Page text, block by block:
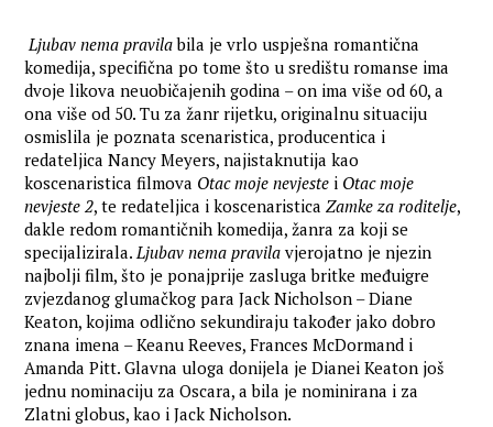
Ljubav nema pravilabila je vrlo uspješna romantična
komedija, specifična po tome što u središtu romanse ima
dvoje likova neuobičajenih godina – on ima više od 60, a
ona više od 50. Tu za žanr rijetku, originalnu situaciju
osmislila je poznata scenaristica, producentica i
redateljica Nancy Meyers, najistaknutija kao
koscenaristica filmova Otac moje nevjeste i Otac moje
nevjeste 2, te redateljica i koscenaristicaZamke za roditelje,
dakle redom romantičnih komedija, žanra za koji se
specijalizirala.Ljubav nema pravila vjerojatno je njezin
najbolji film, što je ponajprije zasluga britke međuigre
zvjezdanog glumačkog para Jack Nicholson – Diane
Keaton, kojima odlično sekundiraju također jako dobro
znana imena – Keanu Reeves, Frances McDormand i
Amanda Pitt. Glavna uloga donijela je Dianei Keaton još
jednu nominaciju za Oscara, a bila je nominirana i za
Zlatni globus, kao i Jack Nicholson.